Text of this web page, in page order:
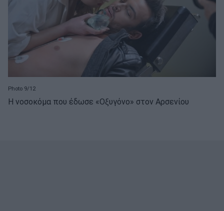
Photo 9/12
Η νοσοκόμα που έδωσε «Οξυγόνο» στον Αρσενίου